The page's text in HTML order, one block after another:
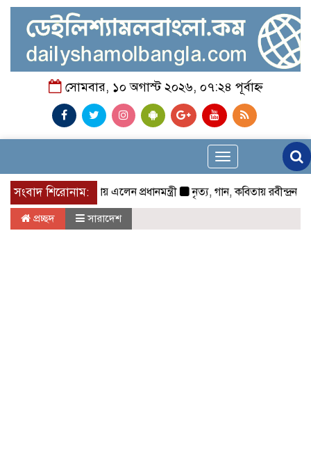
সোমবার, ১০ অগাস্ট ২০২৬, ০৭:২৪ পূর্বাহ্ন
Toggle
navigation
সংবাদ শিরোনাম:
হাটহাজারী মাদরাসায় এলেন প্রধানমন্ত্রী নৃত্য, গান, কবিতায় রবীন্দ্রনাথ
প্রচ্ছদ সারাদেশ